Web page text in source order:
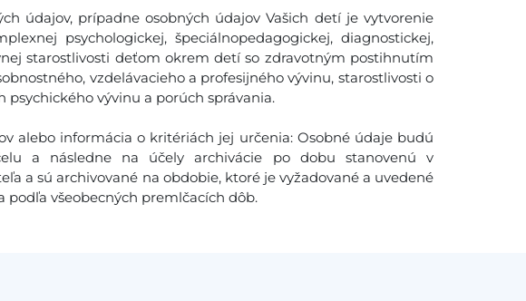
údajov, prípadne osobných údajov Vašich detí je vytvorenie
psychologickej, špeciálnopedagogickej, diagnostickej,
starostlivosti deťom okrem detí so zdravotným postihnutím
vzdelávacieho a profesijného vývinu, starostlivosti o
vývinu a porúch správania.
alebo informácia o kritériách jej určenia: Osobné údaje budú
a následne na účely archivácie po dobu stanovenú v
a sú archivované na obdobie, ktoré je vyžadované a uvedené
podľa všeobecných premlčacích dôb.